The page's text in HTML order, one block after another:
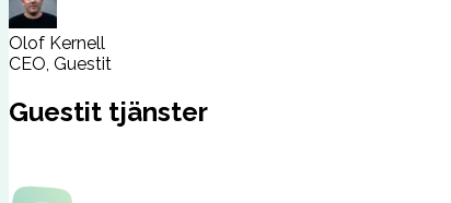
Olof Kernell
CEO, Guestit
Guestit tjänster